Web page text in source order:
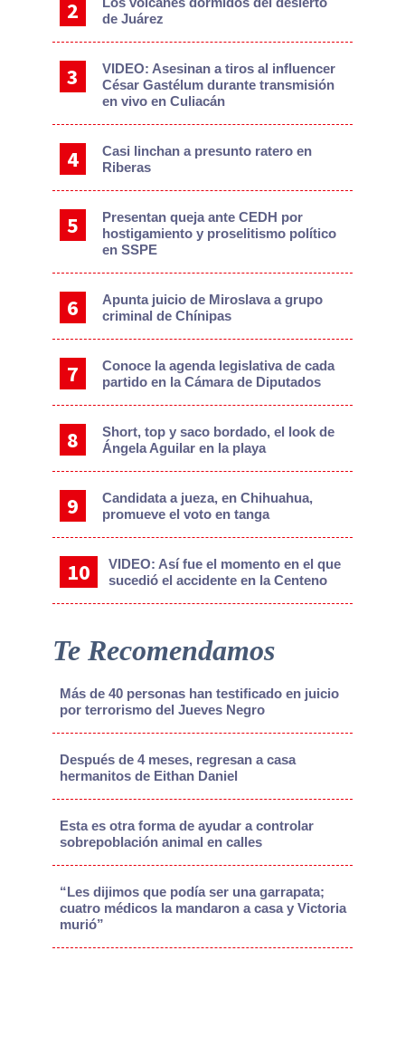
de Juárez
VIDEO: Asesinan a tiros al influencer
César Gastélum durante transmisión
en vivo en Culiacán
Casi linchan a presunto ratero en
Riberas
Presentan queja ante CEDH por
hostigamiento y proselitismo político
en SSPE
Apunta juicio de Miroslava a grupo
criminal de Chínipas
Conoce la agenda legislativa de cada
partido en la Cámara de Diputados
Short, top y saco bordado, el look de
Ángela Aguilar en la playa
Candidata a jueza, en Chihuahua,
promueve el voto en tanga
VIDEO: Así fue el momento en el que
sucedió el accidente en la Centeno
Te Recomendamos
Más de 40 personas han testificado en juicio
por terrorismo del Jueves Negro
Después de 4 meses, regresan a casa
hermanitos de Eithan Daniel
Esta es otra forma de ayudar a controlar
sobrepoblación animal en calles
“Les dijimos que podía ser una garrapata;
cuatro médicos la mandaron a casa y Victoria
murió”